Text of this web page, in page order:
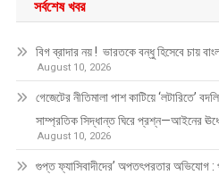
সর্বশেষ খবর
বিগ ব্রাদার নয় ! ভারতকে বন্ধু হিসেবে চায়
August 10, 2026
গেজেটের নীতিমালা পাশ কাটিয়ে ‘লটারিতে’
সাম্প্রতিক সিদ্ধান্ত ঘিরে প্রশ্ন—আইনের
August 10, 2026
গুপ্ত ফ্যাসিবাদীদের’ অপতৎপরতার অভিযোগ :